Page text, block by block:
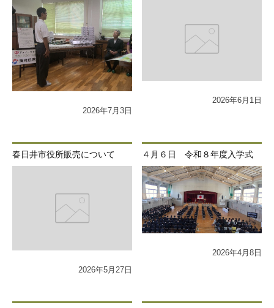
2026年7月3日
2026年6月1日
春日井市役所販売について
2026年5月27日
４月６日 令和８年度入学式
2026年4月8日